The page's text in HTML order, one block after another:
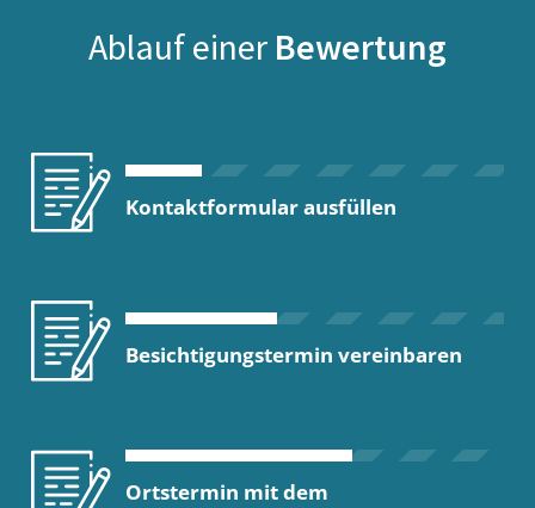
Ablauf einer Bewertung
Kontaktformular ausfüllen
Besichtigungstermin vereinbaren
Ortstermin mit dem